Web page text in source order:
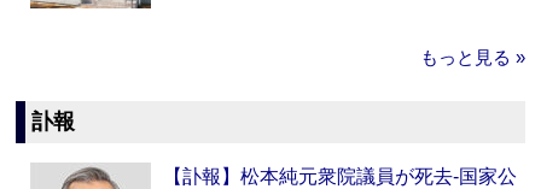
もっと見る »
訃報
【訃報】松本純元衆院議員が死去‐国家公